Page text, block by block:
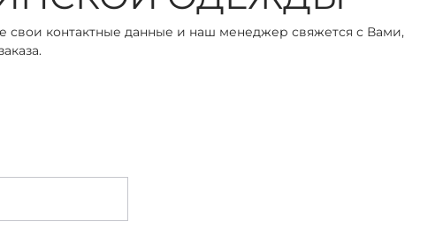
свои контактные данные и наш менеджер свяжется с Вами,